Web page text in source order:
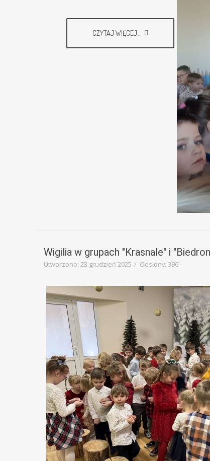
CZYTAJ WIĘCEJ...
Wigilia w grupach "Krasnale" i
Utworzono: 23 grudzień 2025 Odsłony: 396